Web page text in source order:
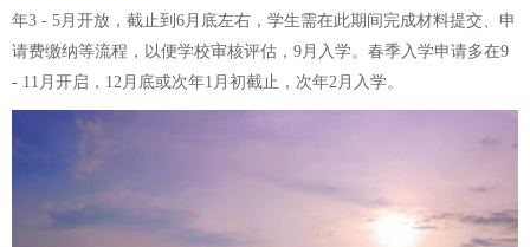
年3 - 5月开放，截止到6月底左右，学生需在此期间完成材料提交、申
请费缴纳等流程，以便学校审核评估，9月入学。春季入学申请多在9
- 11月开启，12月底或次年1月初截止，次年2月入学。